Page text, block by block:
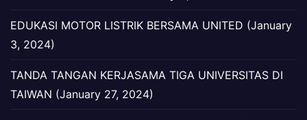
EDUKASI MOTOR LISTRIK BERSAMA UNITED (January
3, 2024)
TANDA TANGAN KERJASAMA TIGA UNIVERSITAS DI
TAIWAN (January 27, 2024)